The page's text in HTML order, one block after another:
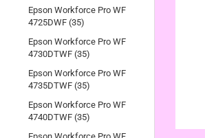
Epson Workforce Pro WF
4725DWF (35)
Epson Workforce Pro WF
4730DTWF (35)
Epson Workforce Pro WF
4735DTWF (35)
Epson Workforce Pro WF
4740DTWF (35)